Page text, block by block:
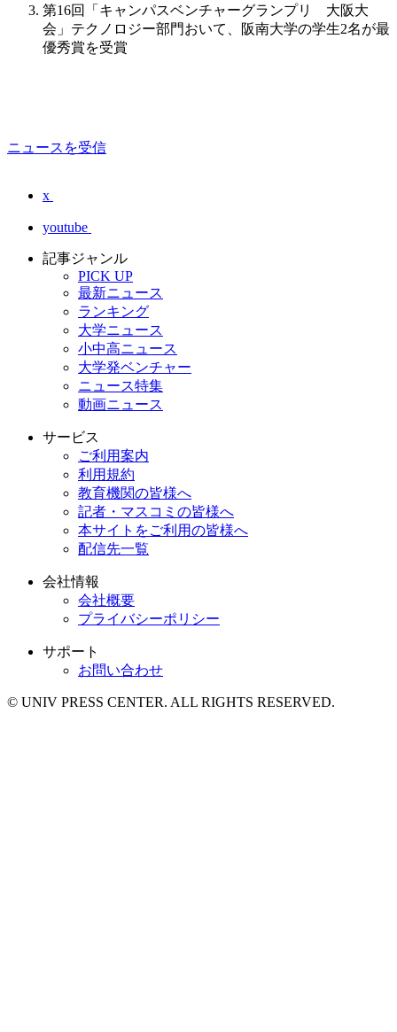
第16回「キャンパスベンチャーグランプリ 大阪大
会」テクノロジー部門おいて、阪南大学の学生2名が最
優秀賞を受賞
ニュースを受信
x
youtube
記事ジャンル
PICK UP
最新ニュース
ランキング
大学ニュース
小中高ニュース
大学発ベンチャー
ニュース特集
動画ニュース
サービス
ご利用案内
利用規約
教育機関の皆様へ
記者・マスコミの皆様へ
本サイトをご利用の皆様へ
配信先一覧
会社情報
会社概要
プライバシーポリシー
サポート
お問い合わせ
© UNIV PRESS CENTER. ALL RIGHTS RESERVED.